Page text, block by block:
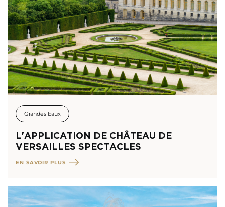
Grandes Eaux
L'APPLICATION DE CHÂTEAU DE
VERSAILLES SPECTACLES
EN SAVOIR PLUS